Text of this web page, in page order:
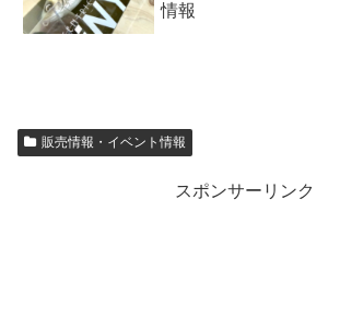
情報
販売情報・イベント情報
スポンサーリンク